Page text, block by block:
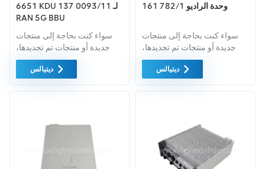
6651 KDU 137 0093/11 لـ
RAN 5G BBU
سواء كنت بحاجة إلى منتجات
جديدة أو منتجات تم تجديدها،
فإن الضمان الشامل هو المعيار
القياسي. نحن نشتري فقط
مستويات الجودة. ويتم توفير كل
ديتيالس
161 782/1 وحدة الراديو
سواء كنت بحاجة إلى منتجات
جديدة أو منتجات تم تجديدها،
فإن الضمان الشامل هو المعيار
القياسي. نحن نشتري فقط
مستويات الجودة. ويتم توفير كل
ديتيالس